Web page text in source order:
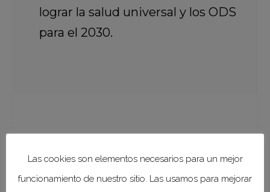
lograr la salud universal y los ODS
para el 2030.
Sanitaria Universal tiene la finalidad de
la necesidad de contar con sistemas de
Las cookies son elementos necesarios para un mejor
funcionamiento de nuestro sitio. Las usamos para mejorar